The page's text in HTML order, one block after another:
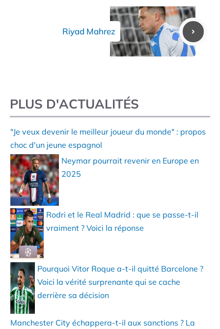
Riyad Mahrez
PLUS D'ACTUALITÉS
"Je veux devenir le meilleur joueur du monde" : propos
choc d'un jeune espagnol
Neymar pourrait revenir en Europe en
2025
Rodri et le Real Madrid : que se passe-t-il
vraiment ? Voici la réponse
Pourquoi Vitor Roque a-t-il quitté Barcelone ?
Voici la vérité surprenante qui se cache
derrière sa décision
Manchester City échappera-t-il aux sanctions ? La